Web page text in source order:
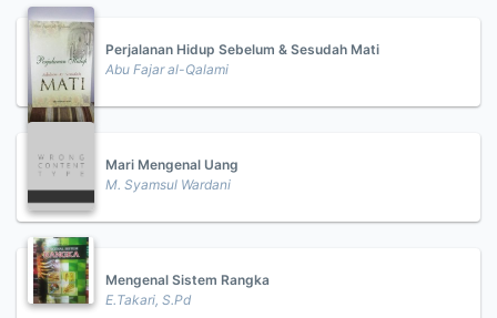
Perjalanan Hidup Sebelum & Sesudah Mati
Abu Fajar al-Qalami
Mari Mengenal Uang
M. Syamsul Wardani
Mengenal Sistem Rangka
E.Takari, S.Pd